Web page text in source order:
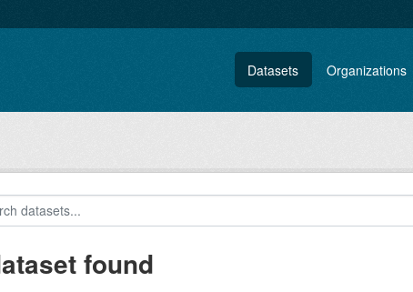
Datasets Organizations
found